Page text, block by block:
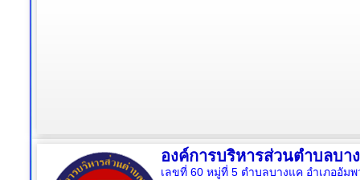
องค์การบริหารส่วนตำบลบา
เลขที่ 60 หมู่ที่ 5 ตำบลบางแค อำเภออัม